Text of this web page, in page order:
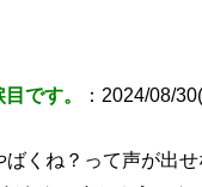
です。 ：2024/08/
くね？って声が出せ